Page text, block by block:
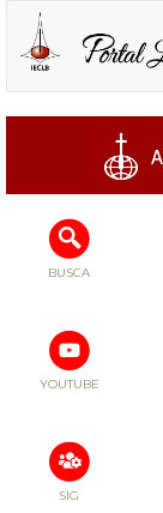
BUSCA
YOUTUBE
SIG